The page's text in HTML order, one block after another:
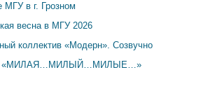
в г. Грозном
весна в МГУ 2026
коллектив «Модерн». Созвучно
«МИЛАЯ…МИЛЫЙ…МИЛЫЕ…»